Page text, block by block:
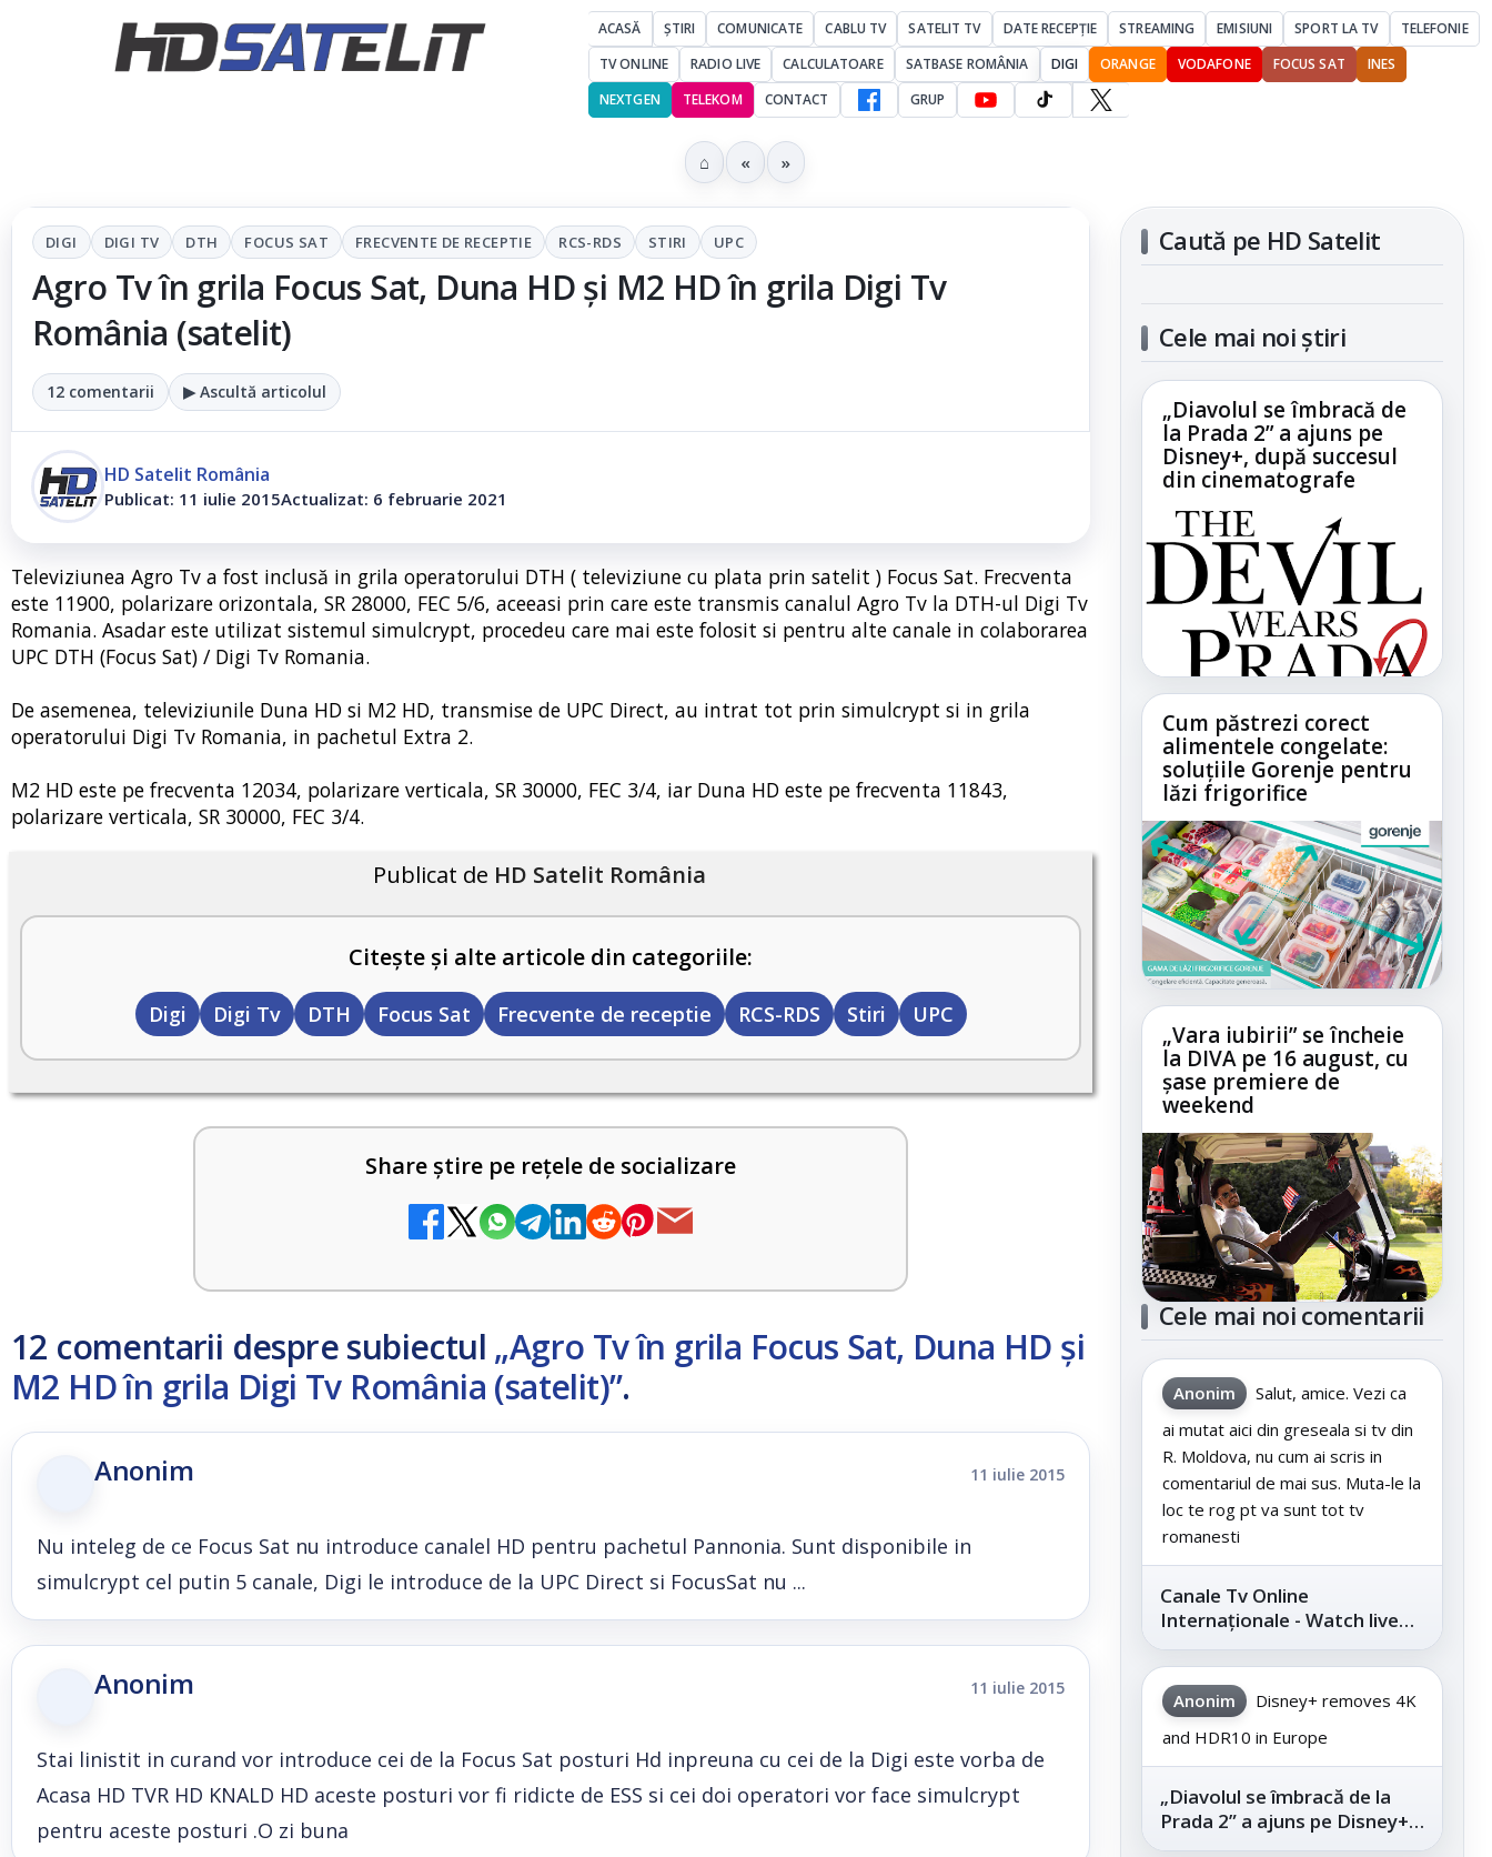
ACASĂ ȘTIRI COMUNICATE CABLU TV SATELIT TV DATE RECEPȚIE STREAMING EMISIUNI SPORT LA TV
TELEFONIE
TV ONLINE
RADIO LIVE CALCULATOARE SATBASE ROMÂNIA DIGI ORANGE VODAFONE FOCUS SAT
INES
NEXTGEN
TELEKOM CONTACT GRUP
⌂ « »
DIGI DIGI TV DTH FOCUS SAT FRECVENTE DE RECEPTIE RCS-RDS STIRI UPC
Agro Tv în grila Focus Sat, Duna HD și M2 HD în grila Digi Tv
România (satelit)
12 comentarii ▶ Ascultă articolul
HD Satelit România
Publicat: 11 iulie 2015Actualizat: 6 februarie 2021
Televiziunea Agro Tv a fost inclusă in grila operatorului DTH ( televiziune cu plata prin satelit ) Focus Sat. Frecventa
este 11900, polarizare orizontala, SR 28000, FEC 5/6, aceeasi prin care este transmis canalul Agro Tv la DTH-ul Digi Tv
Romania. Asadar este utilizat sistemul simulcrypt, procedeu care mai este folosit si pentru alte canale in colaborarea
UPC DTH (Focus Sat) / Digi Tv Romania.
De asemenea, televiziunile Duna HD si M2 HD, transmise de UPC Direct, au intrat tot prin simulcrypt si in grila
operatorului Digi Tv Romania, in pachetul Extra 2.
M2 HD este pe frecventa 12034, polarizare verticala, SR 30000, FEC 3/4, iar Duna HD este pe frecventa 11843,
polarizare verticala, SR 30000, FEC 3/4.
Publicat de HD Satelit România
Citește și alte articole din categoriile:
Digi Digi Tv DTH Focus Sat Frecvente de receptie RCS-RDS Stiri UPC
Share știre pe rețele de socializare
12 comentarii despre subiectul „Agro Tv în grila Focus Sat, Duna HD și
M2 HD în grila Digi Tv România (satelit)”.
Anonim 11 iulie 2015
Nu inteleg de ce Focus Sat nu introduce canalel HD pentru pachetul Pannonia. Sunt disponibile in
simulcrypt cel putin 5 canale, Digi le introduce de la UPC Direct si FocusSat nu ...
Anonim 11 iulie 2015
Stai linistit in curand vor introduce cei de la Focus Sat posturi Hd inpreuna cu cei de la Digi este vorba de
Acasa HD TVR HD KNALD HD aceste posturi vor fi ridicte de ESS si cei doi operatori vor face simulcrypt
pentru aceste posturi .O zi buna
Caută pe HD Satelit
Cele mai noi știri
„Diavolul se îmbracă de
la Prada 2” a ajuns pe
Disney+, după succesul
din cinematografe
Cum păstrezi corect
alimentele congelate:
soluțiile Gorenje pentru
lăzi frigorifice
„Vara iubirii” se încheie
la DIVA pe 16 august, cu
șase premiere de
weekend
Cele mai noi comentarii
Anonim
Salut, amice. Vezi ca
ai mutat aici din greseala si tv din
R. Moldova, nu cum ai scris in
comentariul de mai sus. Muta-le la
loc te rog pt va sunt tot tv
romanesti
Canale Tv Online
Internaționale - Watch live
channels legally
Anonim
Disney+ removes 4K
and HDR10 in Europe
„Diavolul se îmbracă de la
Prada 2” a ajuns pe Disney+,
după succesul din